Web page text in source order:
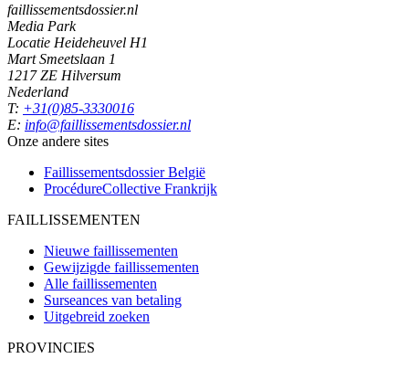
faillissementsdossier.nl
Media Park
Locatie Heideheuvel H1
Mart Smeetslaan 1
1217 ZE Hilversum
Nederland
T: +31(0)85-3330016
E: info@faillissementsdossier.nl
Onze andere sites
Faillissementsdossier België
ProcédureCollective Frankrijk
FAILLISSEMENTEN
Nieuwe faillissementen
Gewijzigde faillissementen
Alle faillissementen
Surseances van betaling
Uitgebreid zoeken
PROVINCIES